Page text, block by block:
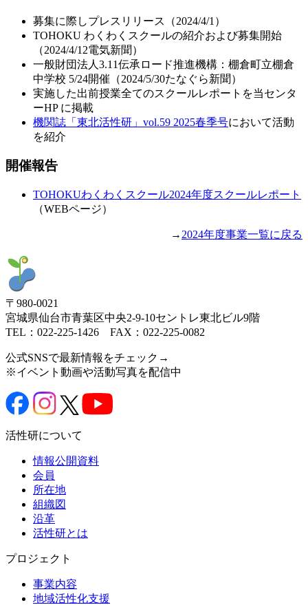
募集に際しプレスリリース（2024/4/1）
TOHOKU わくわくスクールの紹介および募集開始
（2024/4/12電気新聞）
一般財団法人3.11伝承ロード推進機構：棚倉町立棚倉
中学校 5/24開催（2024/5/30たなぐら新聞）
実施した出前授業全てのスクールレポートを当センタ
ーHP に掲載
機関誌「東北活性研」vol.59 2025春季号において活動
を紹介
開催報告
TOHOKUわくわくスクール2024年度スクールレポート
（WEBページ）
→ 2024年度事業一覧に戻る
〒980-0021
宮城県仙台市青葉区中央2-9-10セントレ東北ビル9階
TEL：022-225-1426 FAX：022-225-0082
公式SNSで最新情報をチェック→
※イベント動画や活動写真を配信中
活性研について
情報公開資料
会員
所在地
組織図
沿革
活性研とは
プロジェクト
事業内容
地域活性化支援